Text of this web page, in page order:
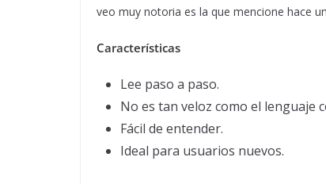
veo muy notoria es la que mencione hace
Características
Lee paso a paso.
No es tan veloz como el lenguaje
Fácil de entender.
Ideal para usuarios nuevos.